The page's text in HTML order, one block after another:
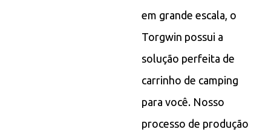
em grande escala, o
Torgwin possui a
solução perfeita de
carrinho de camping
para você. Nosso
processo de produção